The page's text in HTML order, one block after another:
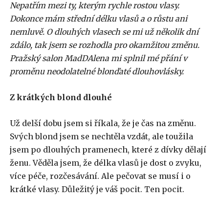
Nepatřím mezi ty, kterým rychle rostou vlasy.
Dokonce mám střední délku vlasů a o růstu ani
nemluvě. O dlouhých vlasech se mi už několik dní
zdálo, tak jsem se rozhodla pro okamžitou změnu.
Pražský salon MadDAlena mi splnil mé přání v
proměnu neodolatelné blonďaté dlouhovlásky.
Z krátkých blond dlouhé
Už delší dobu jsem si říkala, že je čas na změnu.
Svých blond jsem se nechtěla vzdát, ale toužila
jsem po dlouhých pramenech, které z dívky dělají
ženu. Věděla jsem, že délka vlasů je dost o zvyku,
více péče, rozčesávání. Ale pečovat se musí i o
krátké vlasy. Důležitý je váš pocit. Ten pocit.